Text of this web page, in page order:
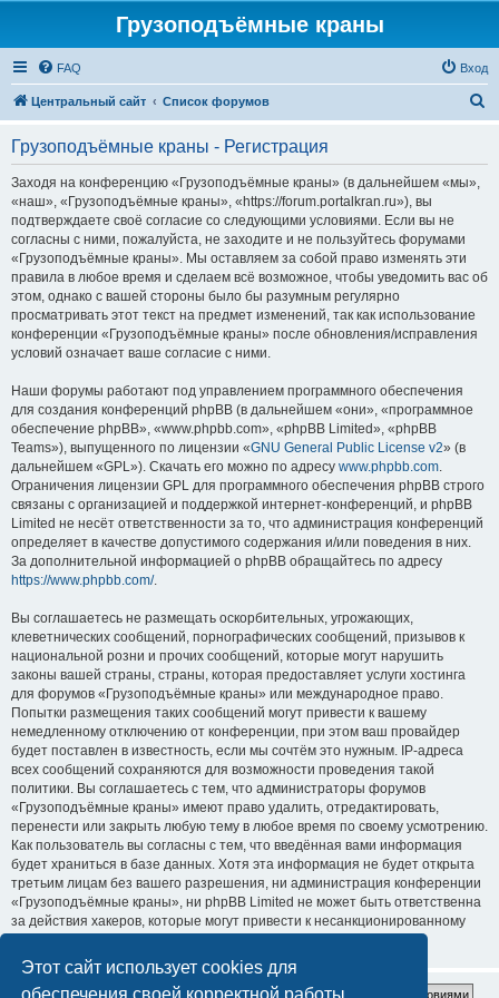
Этот сайт использует cookies для
обеспечения своей корректной работы.
Грузоподъёмные краны
FAQ Вход
Центральный сайт Список форумов
Грузоподъёмные краны - Регистрация
Заходя на конференцию «Грузоподъёмные краны» (в дальнейшем «мы»,
«наш», «Грузоподъёмные краны», «https://forum.portalkran.ru»), вы
подтверждаете своё согласие со следующими условиями. Если вы не
согласны с ними, пожалуйста, не заходите и не пользуйтесь форумами
«Грузоподъёмные краны». Мы оставляем за собой право изменять эти
правила в любое время и сделаем всё возможное, чтобы уведомить вас об
этом, однако с вашей стороны было бы разумным регулярно
просматривать этот текст на предмет изменений, так как использование
конференции «Грузоподъёмные краны» после обновления/исправления
условий означает ваше согласие с ними.
Наши форумы работают под управлением программного обеспечения
для создания конференций phpBB (в дальнейшем «они», «программное
обеспечение phpBB», «www.phpbb.com», «phpBB Limited», «phpBB
Teams»), выпущенного по лицензии «GNU General Public License v2» (в
дальнейшем «GPL»). Скачать его можно по адресу www.phpbb.com.
Ограничения лицензии GPL для программного обеспечения phpBB строго
связаны с организацией и поддержкой интернет-конференций, и phpBB
Limited не несёт ответственности за то, что администрация конференций
определяет в качестве допустимого содержания и/или поведения в них.
За дополнительной информацией о phpBB обращайтесь по адресу
https://www.phpbb.com/.
Вы соглашаетесь не размещать оскорбительных, угрожающих,
клеветнических сообщений, порнографических сообщений, призывов к
национальной розни и прочих сообщений, которые могут нарушить
законы вашей страны, страны, которая предоставляет услуги хостинга
для форумов «Грузоподъёмные краны» или международное право.
Попытки размещения таких сообщений могут привести к вашему
немедленному отключению от конференции, при этом ваш провайдер
будет поставлен в известность, если мы сочтём это нужным. IP-адреса
всех сообщений сохраняются для возможности проведения такой
политики. Вы соглашаетесь с тем, что администраторы форумов
«Грузоподъёмные краны» имеют право удалить, отредактировать,
перенести или закрыть любую тему в любое время по своему усмотрению.
Как пользователь вы согласны с тем, что введённая вами информация
будет храниться в базе данных. Хотя эта информация не будет открыта
третьим лицам без вашего разрешения, ни администрация конференции
«Грузоподъёмные краны», ни phpBB Limited не может быть ответственна
за действия хакеров, которые могут привести к несанкционированному